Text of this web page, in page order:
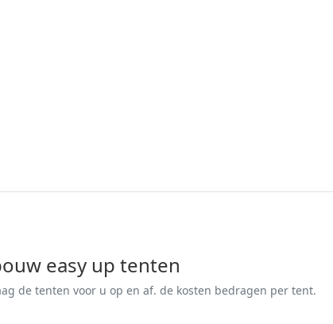
easy up tenten
We bouwen graag de tenten voor u op en af. de kosten bedragen per tent.